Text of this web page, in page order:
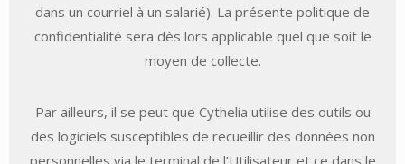
dans un courriel à un salarié). La présente politique de
confidentialité sera dès lors applicable quel que soit le
moyen de collecte.
Par ailleurs, il se peut que Cythelia utilise des outils ou
des logiciels susceptibles de recueillir des données non
personnelles via le terminal de l’Utilisateur et ce dans le